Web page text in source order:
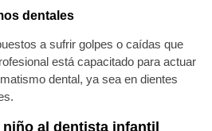
dentales
a sufrir golpes o caídas que
está capacitado paraactuar
dental, ya sea en dientes
al dentista infantil